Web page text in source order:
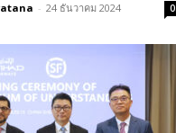
- 24 ธันวาคม 2024 0